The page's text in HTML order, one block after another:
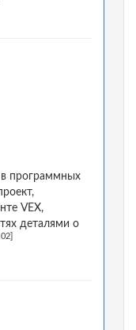
в программных
VEX,
деталями о